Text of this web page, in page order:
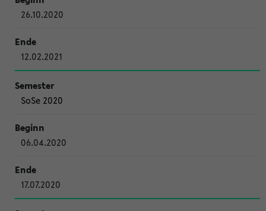
26.10.2020
12.02.2021
SoSe 2020
06.04.2020
17.07.2020